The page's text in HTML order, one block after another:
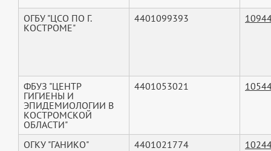
ОГБУ "ЦСО ПО Г.
КОСТРОМЕ"
4401099393
ФБУЗ "ЦЕНТР
ГИГИЕНЫ И
ЭПИДЕМИОЛОГИИ В
КОСТРОМСКОЙ
ОБЛАСТИ"
4401053021
ОГКУ "ГАНИКО" 4401021774